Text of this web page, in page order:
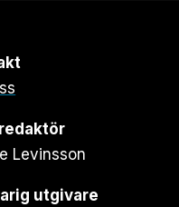
Levinsson
utgivare